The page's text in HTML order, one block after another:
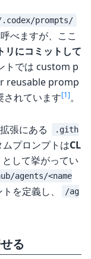
prompts/
べますが、ここ
リにコミットして
トでは custom p
reusable promp
されています[1]。
張にある
.gith
プロンプトはCL
して挙がってい
agents/<name
を定義し、
/ag
る